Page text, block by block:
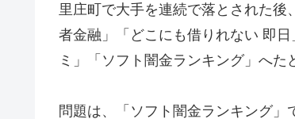
里庄町で大手を連続で落とされた
者金融」「どこにも借りれない 即
ミ」「ソフト闇金ランキング」へた
問題は、「ソフト闇金ランキング